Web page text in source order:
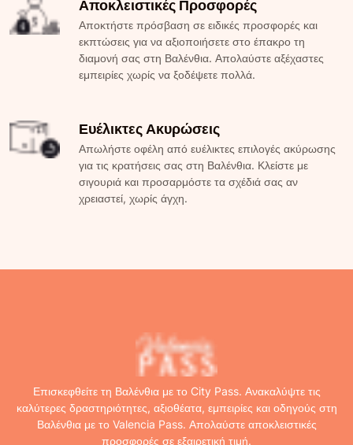
Αποκλειστικές Προσφορές
Αποκτήστε πρόσβαση σε ειδικές προσφορές και
εκπτώσεις για να αξιοποιήσετε στο έπακρο τη
διαμονή σας στη Βαλένθια. Απολαύστε αξέχαστες
εμπειρίες χωρίς να ξοδέψετε πολλά.
Ευέλικτες Ακυρώσεις
Απωλήστε οφέλη από ευέλικτες επιλογές ακύρωσης
για τις κρατήσεις σας στη Βαλένθια. Κλείστε με
σιγουριά και προσαρμόστε τα σχέδιά σας αν
χρειαστεί, χωρίς άγχη.
Επισκεφθείτε τη Βαλένθια με το City Pass. Ανακαλύψτε τις
καλύτερες δραστηριότητες, αξιοθέατα, εμπειρίες και οδηγούς στη
Βαλένθια με το Valencia Pass. Απολαύστε αποκλειστικές
προσφορές σε εξαιρετική τιμή.